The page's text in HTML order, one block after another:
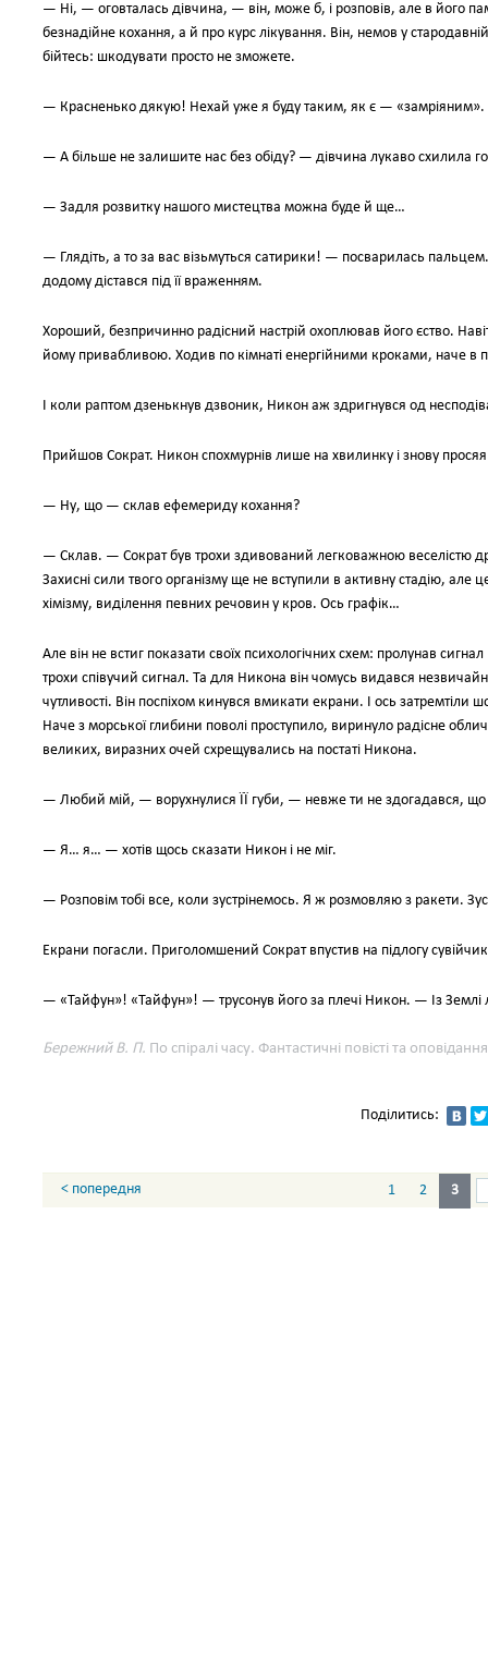
— Ні, — оговталась дівчина, — він, може б, і розповів, але в його
безнадійне кохання, а й про курс лікування. Він, немов у
бійтесь: шкодувати просто не зможете.
— Красненько дякую! Нехай уже я буду таким, як є — «замріяним».
— А більше не залишите нас без обіду? — дівчина лукаво схилила
— Задля розвитку нашого мистецтва можна буде й ще…
— Глядіть, а то за вас візьмуться сатирики! — посварилась
додому дістався під її враженням.
Хороший, безпричинно радісний настрій охоплював його єство.
йому привабливою. Ходив по кімнаті енергійними кроками, наче в
І коли раптом дзенькнув дзвоник, Никон аж здригнувся од
Прийшов Сократ. Никон спохмурнів лише на хвилинку і знову
— Ну, що — склав ефемериду кохання?
— Склав. — Сократ був трохи здивований легковажною веселістю
Захисні сили твого організму ще не вступили в активну стадію,
хімізму, виділення певних речовин у кров. Ось графік…
Але він не встиг показати своїх психологічних схем: пролунав
трохи співучий сигнал. Та для Никона він чомусь видався
чутливості. Він поспіхом кинувся вмикати екрани. І ось затремтіли
Наче з морської глибини поволі проступило, виринуло радісне
великих, виразних очей схрещувались на постаті Никона.
— Любий мій, — ворухнулися ЇЇ губи, — невже ти не здогадався, що
— Я… я… — хотів щось сказати Никон і не міг.
— Розповім тобі все, коли зустрінемось. Я ж розмовляю з ракети.
Екрани погасли. Приголомшений Сократ впустив на підлогу
— «Тайфун»! «Тайфун»! — трусонув його за плечі Никон. — Із Землі
Бережний В. П. По спіралі часу. Фантастичні повісті та
Поділитись:
< попередня 1 2 3